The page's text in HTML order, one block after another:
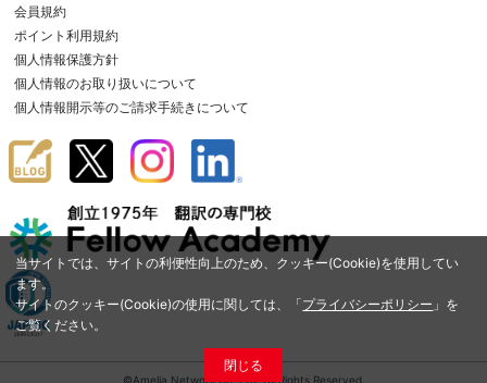
当サイトでは、サイトの利便性向上のため、クッキー(Cookie)を使用してい
ます。
サイトのクッキー(Cookie)の使用に関しては、「プライバシーポリシー 」を
ご覧ください。
閉じる
会員規約
ポイント利用規約
個人情報保護方針
個人情報のお取り扱いについて
個人情報開示等のご請求手続きについて
©Amelia Network Co.,Ltd. All Rights Reserved.